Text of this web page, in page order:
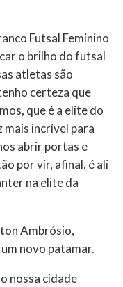
Futsal Feminino
o brilho do futsal
atletas são
certeza que
que é a elite do
mais incrível para
abrir portas e
por vir, afinal, é ali
na elite da
Ambrósio,
novo patamar.
nossa cidade